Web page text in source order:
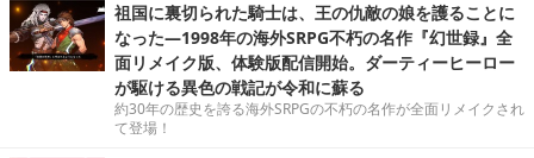
祖国に裏切られた騎士は、王の仇敵の娘を護ることに
なった―1998年の海外SRPG不朽の名作『幻世録』全
面リメイク版、体験版配信開始。ダーティーヒーロー
が駆ける異色の戦記が令和に蘇る
約30年の歴史を誇る海外SRPGの不朽の名作が全面リメイクされ
て登場！